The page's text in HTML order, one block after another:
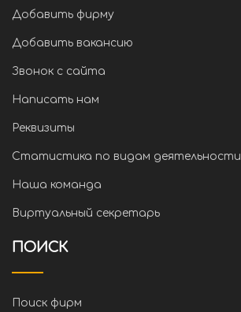
Добавить фирму
Добавить вакансию
Звонок с сайта
Написать нам
Реквизиты
Статистика по видам деятельности
Наша команда
Виртуальный секретарь
ПОИСК
Поиск фирм